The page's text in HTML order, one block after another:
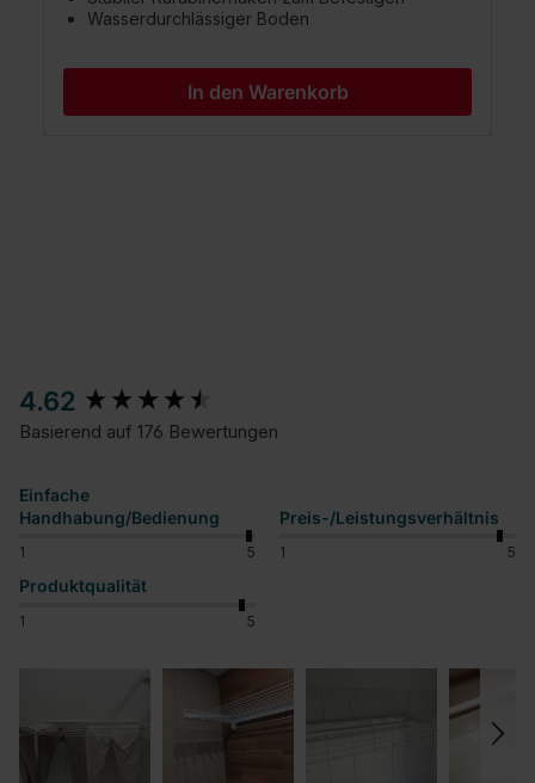
Wasserdurchlässiger Boden
In den Warenkorb
4.62
Basierend auf 176 Bewertungen
Einfache
Handhabung/Bedienung
1 5
Preis-/Leistungsverhältnis
1 5
Produktqualität
1 5
New content loaded